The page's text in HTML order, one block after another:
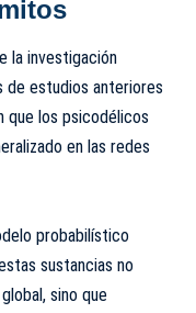
la investigación
de estudios anteriores
que los psicodélicos
en las redes
probabilístico
sustancias no
sino que